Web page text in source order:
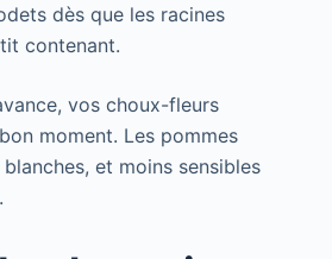
dès que les racines
contenant.
vos choux-fleurs
moment. Les pommes
et moins sensibles